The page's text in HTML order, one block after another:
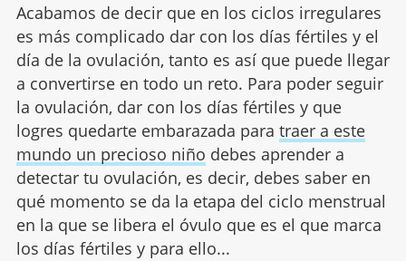
Acabamos de decir que en los ciclos irregulares
es más complicado dar con los días fértiles y el
día de la ovulación, tanto es así que puede llegar
a convertirse en todo un reto. Para poder seguir
la ovulación, dar con los días fértiles y que
logres quedarte embarazada para traer a este
mundo un precioso niño debes aprender a
detectar tu ovulación, es decir, debes saber en
qué momento se da la etapa del ciclo menstrual
en la que se libera el óvulo que es el que marca
los días fértiles y para ello...